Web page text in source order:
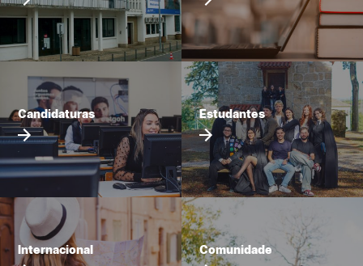
Candidaturas
Estudantes
Comunidade
Gabinete de Informática
Internacional
Oferta formativa Outros
Pesquisar
Candidaturas Estudantes
Internacional Comunidade